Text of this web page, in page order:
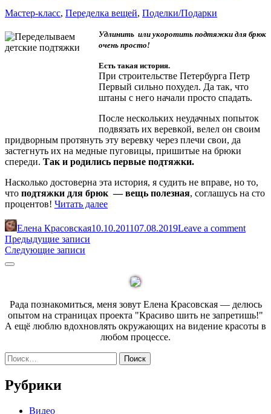
Мастер-класс, Переделка вещей, Поделки/Подарки
Удлинить или укоротить подтяжки для брюк
очень просто!
Есть такая история.
При строительстве Петербурга Петр
Первый сильно похудел. Да так, что
штаны с него начали просто спадать.
После нескольких неудачных попыток
подвязать их веревкой, велел он своим
придворным протянуть эту веревку через плечи свои, да
застегнуть их на медные пуговицы, пришитые на брюки
спереди. Так и родились первые подтяжки.
Насколько достоверна эта история, я судить не вправе, но то,
что подтяжки для брюк — вещь полезная, соглашусь на сто
процентов! Читать далее«Как
подтяжки
Елена Красовская10.10.201107.08.2019Leave a comment
Навигация
по
Предыдущие записи
Следующие записи
Sidebar
Рада познакомиться, меня зовут Елена Красовская — делюсь
опытом на страницах проекта "Красиво шить не запретишь!"
А ещё люблю вдохновлять окружающих на видение красоты в
любом процессе.
Найти:
Рубрики
Видео